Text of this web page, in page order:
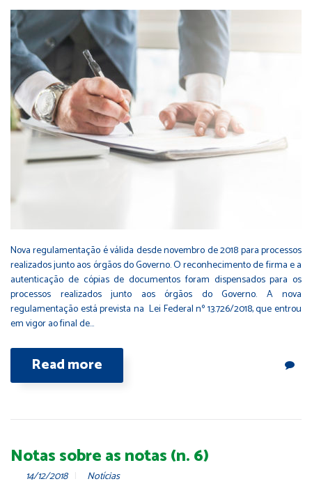
Nova regulamentação é válida desde novembro de 2018 para processos
realizados junto aos órgãos do Governo. O reconhecimento de firma e a
autenticação de cópias de documentos foram dispensados para os
processos realizados junto aos órgãos do Governo. A nova
regulamentação está prevista na Lei Federal nº 13.726/2018, que entrou
em vigor ao final de…
Read more
Notas sobre as notas (n. 6)
14/12/2018 Notícias